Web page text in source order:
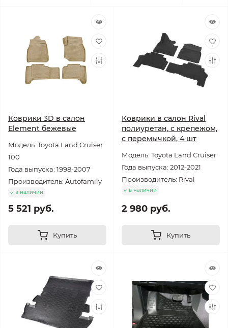
Коврики 3D в салон
Element бежевые
Модель: Toyota Land Cruiser
100
Года выпуска: 1998-2007
Производитель: Autofamily
в наличии
5 521 руб.
Купить
Коврики в салон Rival
полиуретан, с крепежом,
с перемычкой, 4 шт
Модель: Toyota Land Cruiser
Года выпуска: 2012-2021
Производитель: Rival
в наличии
2 980 руб.
Купить